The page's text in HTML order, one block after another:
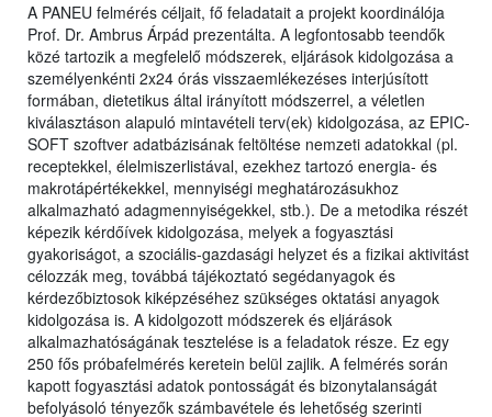
A PANEU felmérés céljait, fő feladatait a projekt koordinálója
Prof. Dr. Ambrus Árpád prezentálta. A legfontosabb teendők
közé tartozik a megfelelő módszerek, eljárások kidolgozása a
személyenkénti 2x24 órás visszaemlékezéses interjúsított
formában, dietetikus által irányított módszerrel, a véletlen
kiválasztáson alapuló mintavételi terv(ek) kidolgozása, az EPIC-
SOFT szoftver adatbázisának feltöltése nemzeti adatokkal (pl.
receptekkel, élelmiszerlistával, ezekhez tartozó energia- és
makrotápértékekkel, mennyiségi meghatározásukhoz
alkalmazható adagmennyiségekkel, stb.). De a metodika részét
képezik kérdőívek kidolgozása, melyek a fogyasztási
gyakoriságot, a szociális-gazdasági helyzet és a fizikai aktivitást
célozzák meg, továbbá tájékoztató segédanyagok és
kérdezőbiztosok kiképzéséhez szükséges oktatási anyagok
kidolgozása is. A kidolgozott módszerek és eljárások
alkalmazhatóságának tesztelése is a feladatok része. Ez egy
250 fős próbafelmérés keretein belül zajlik. A felmérés során
kapott fogyasztási adatok pontosságát és bizonytalanságát
befolyásoló tényezők számbavétele és lehetőség szerinti